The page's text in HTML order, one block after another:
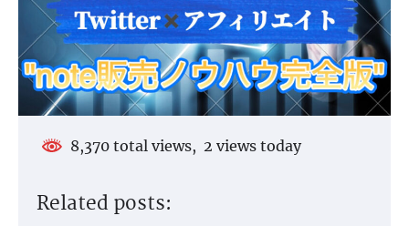
8,370 total views, 2 views today
Related posts: